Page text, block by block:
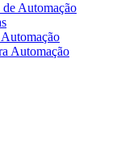
de Automação
Automação